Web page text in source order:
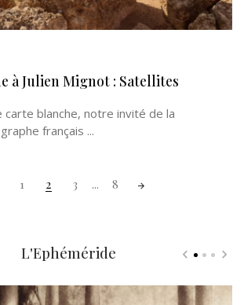
à Julien Mignot : Satellites
carte blanche, notre invité de la
français ...
1 2 3 ... 8
L'Ephéméride